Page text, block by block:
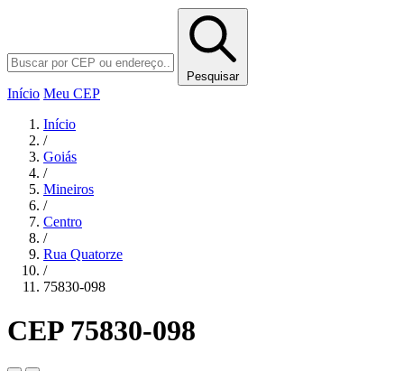
Pesquisar
Início Meu CEP
Início
/
Goiás
/
Mineiros
/
Centro
/
Rua Quatorze
/
75830-098
CEP 75830-098